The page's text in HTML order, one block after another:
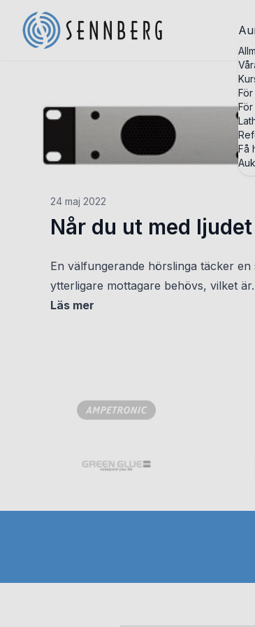
Få
24 maj 2022
Når du ut med
En välfungerande hörslinga täcker
ytterligare mottagare behövs, vilket
Läs mer